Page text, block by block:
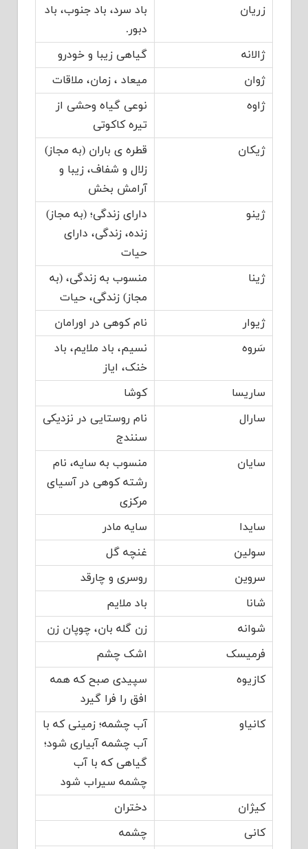
زریان
باد سرد، باد جنوب، باد
دبور.
ژالانه
گیاهی زیبا و خودرو
ژوان
میعاد ، زمان، ملاقات
ژاوه
نوعی گیاه وحشی از
تیره کاکوتی
ژیکان
قطره ی باران (به مجاز)
زلال و شفاف، زیبا و
آرامش بخش
ژینو
دارای زندگی؛ (به مجاز)
زنده، زندگی، دارای
حیات
ژینا
منسوب به زندگی، (به
مجاز) زندگی، حیات
ژیوار
نام کوهی در اورامان
سَروه
نسیم، باد ملایم، باد
خنک، ایاز
ساریسا
کوشا
سارال
نام روستایی در نزدیکی
سنندج
سایان
منسوب به سایه، نام
رشته کوهی در آسیای
مرکزی
سایدا
سایه مادر
سولین
غنچه گل
سروین
روسری و چارقد
شانا
باد ملایم
شوانه
زن گله بان، چوپان زن
فرمیسک
اشک چشم
کازیوه
سپیدی صبح که همه
افق را فرا گیرد
کانیاو
آب چشمه؛ زمینی که با
آب چشمه آبیاری شود؛
گیاهی که با آب
چشمه سیراب شود
کیژان
دختران
کانی
چشمه